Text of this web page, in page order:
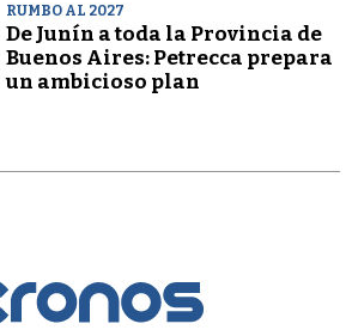
RUMBO AL 2027
De Junín a toda la Provincia de
Buenos Aires: Petrecca prepara
un ambicioso plan